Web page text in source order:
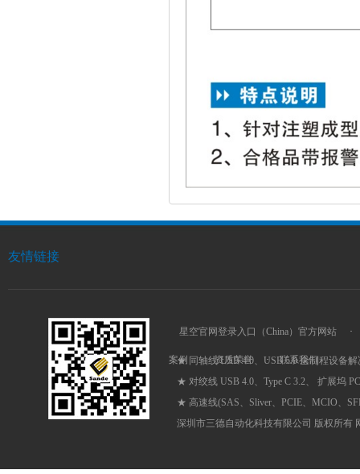
友情链接
星空官网登录入口（China）官方网站 ·
案例 · 资质荣誉 · 联系我们
★ 同轴线 USB 4.0、USB 5.0 全制程设备解
★ 对绞线 USB 4.0、Type C 3.2、 扩展坞
★ 高速线(SAS、Sliver、PCIE、MCIO、
深圳市三德自动化科技有限公司 版权所有